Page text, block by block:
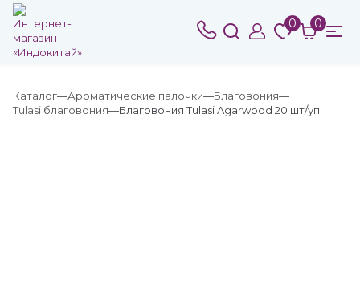
0 0
Каталог Ароматические палочки
Благовония
Tulasi благовония
Благовония Tulasi Agarwood 20 шт/уп